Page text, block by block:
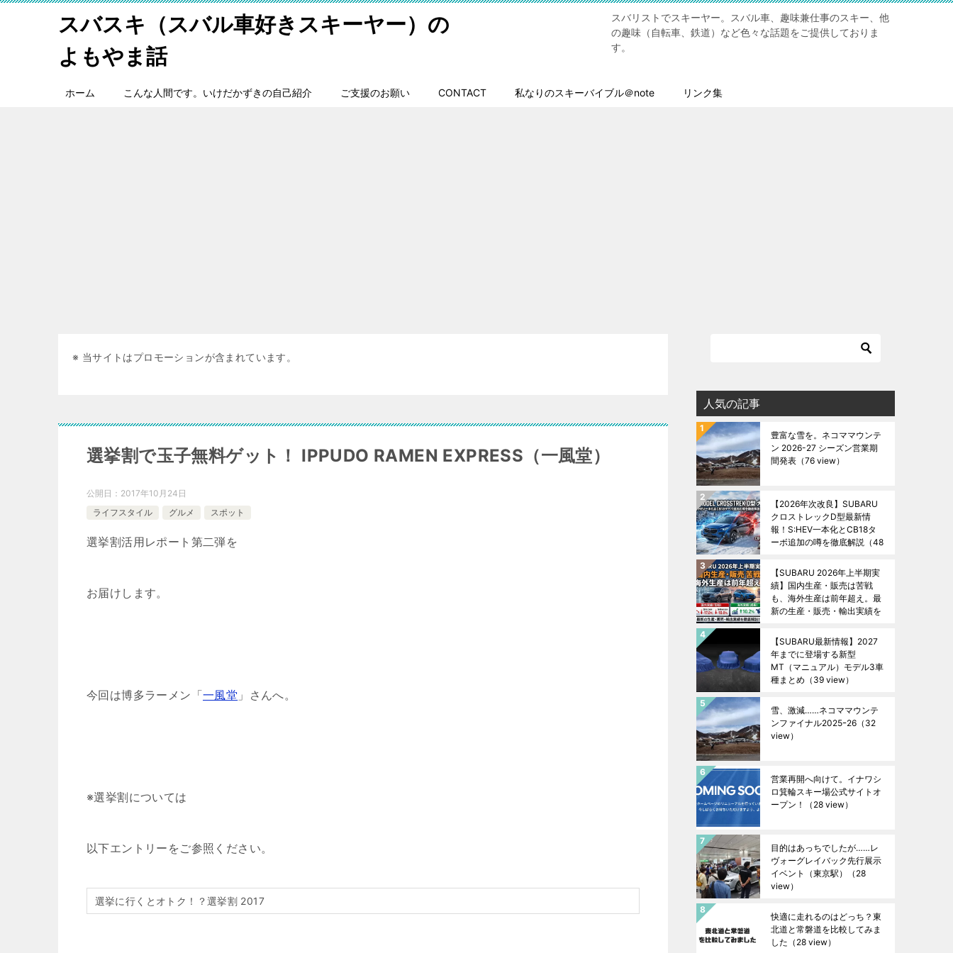
スバスキ（スバル車好きスキーヤー）の
よもやま話
スバリストでスキーヤー。スバル車、趣味兼仕事のスキー、他
の趣味（自転車、鉄道）など色々な話題をご提供しておりま
す。
ホーム こんな人間です。いけだかずきの自己紹介 ご支援のお願い CONTACT 私なりのスキーバイブル＠note リンク集
※ 当サイトはプロモーションが含まれています。
選挙割で玉子無料ゲット！ IPPUDO RAMEN EXPRESS（一風堂）
公開日： 2017年10月24日
ライフスタイル
グルメ スポット
選挙割活用レポート第二弾を
お届けします。
今回は博多ラーメン「一風堂 」さんへ。
※選挙割については
以下エントリーをご参照ください。
選挙に行くとオトク！？選挙割 2017
人気の記事
豊富な雪を。ネコママウンテ
ン 2026-27 シーズン営業期
間発表 （76 view）
【2026年次改良】SUBARU
クロストレックD型最新情
報！S:HEV一本化とCB18タ
ーボ追加の噂を徹底解説 （48
【SUBARU 2026年上半期実
績】国内生産・販売は苦戦
も、海外生産は前年超え。最
新の生産・販売・輸出実績を
【SUBARU最新情報】2027
年までに登場する新型
MT（マニュアル）モデル3車
種まとめ （39 view）
雪、激減……ネコママウンテ
ンファイナル2025ｰ26 （32
view）
営業再開へ向けて。イナワシ
ロ箕輪スキー場公式サイトオ
ープン！
（28 view）
目的はあっちでしたが……レ
ヴォーグレイバック先行展示
イベント（東京駅）
（28
view）
快適に走れるのはどっち？東
北道と常磐道を比較してみま
した （28 view）